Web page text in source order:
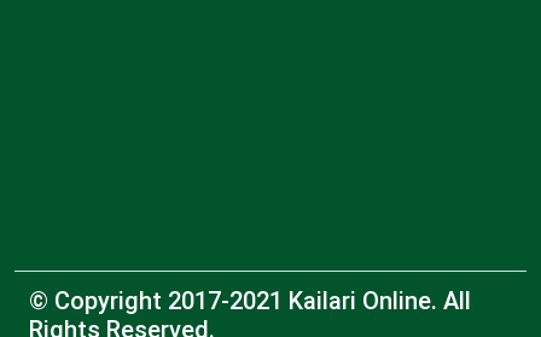
© Copyright 2017-2021 Kailari Online. All
Rights Reserved.